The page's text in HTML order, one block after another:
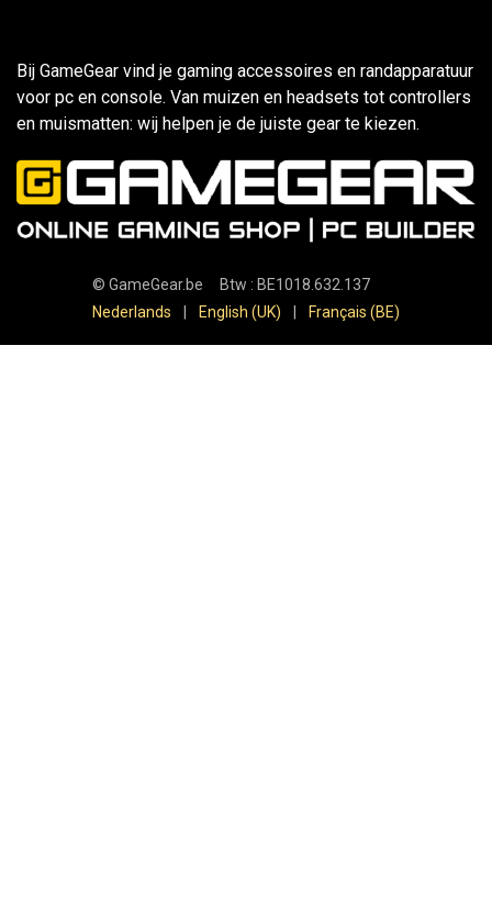
Bij GameGear vind je gaming accessoires en randapparatuur
voor pc en console. Van muizen en headsets tot controllers
en muismatten: wij helpen je de juiste gear te kiezen.
© GameGear.be Btw : BE1018.632.137
Nederlands
English (UK) Français (BE)